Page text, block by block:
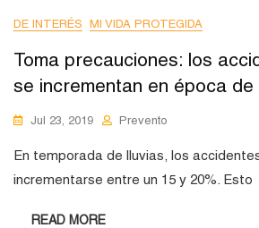
DE INTERÉS MI VIDA PROTEGIDA
Toma precauciones: los
se incrementan en época de
Jul 23, 2019 Prevento
En temporada de lluvias, los
incrementarse entre un 15 y 20%. Esto
READ MORE